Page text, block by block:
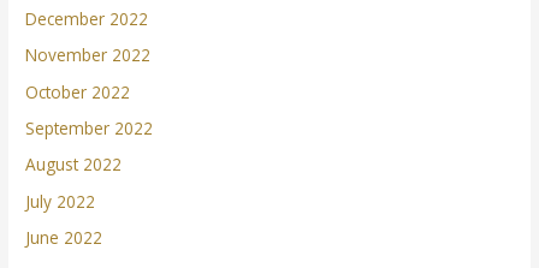
December 2022
November 2022
October 2022
September 2022
August 2022
July 2022
June 2022